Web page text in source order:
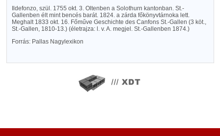
Ildefonzo, szül. 1755 okt. 3. Oltenben a Solothurn kantonban. St.-
Gallenben élt mint bencés barát. 1824. a zárda főkönyvtárnoka lett.
Meghalt 1833 okt. 16. Főműve Geschichte des Canfons St.-Gallen (3 köt.,
St.-Gallen, 1810-13.) (életrajza: l. v. A. megjel. St.-Gallenben 1874.)
Forrás: Pallas Nagylexikon